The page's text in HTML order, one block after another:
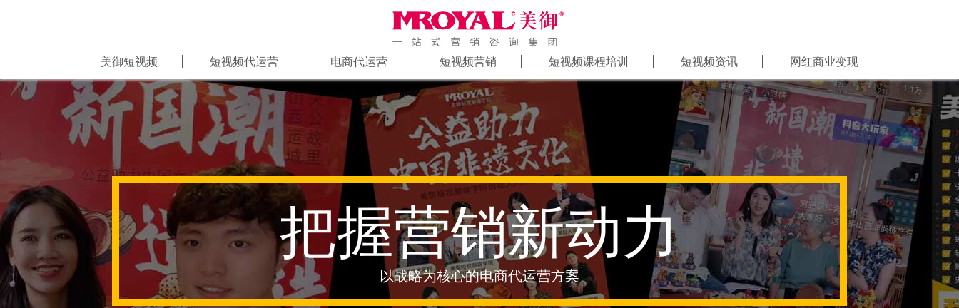
美御短视频 短视频代运营 电商代运营 短视频营销 短视频课程培训 短视频资讯 网红商业变现
把握营销新动力
以战略为核心的电商代运营方案